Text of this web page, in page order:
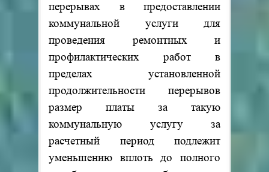
перерывах в предоставлении
коммунальной услуги для
проведения ремонтных и
профилактических работ в
пределах установленной
продолжительности перерывов
размер платы за такую
коммунальную услугу за
расчетный период подлежит
уменьшению вплоть до полного